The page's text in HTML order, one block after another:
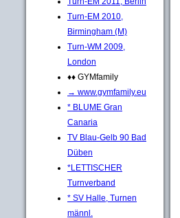
Turn-EM 2010,
Birmingham (M)
Turn-WM 2009,
London
♦♦ GYMfamily
→ www.gymfamily.eu
* BLUME Gran
Canaria
TV Blau-Gelb 90 Bad
Düben
*LETTISCHER
Turnverband
* SV Halle, Turnen
männl.